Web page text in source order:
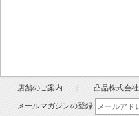
店舗のご案内 凸品株式会社
メールマガジンの登録